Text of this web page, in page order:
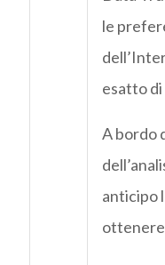
le
esatto
A bordo
anticipo